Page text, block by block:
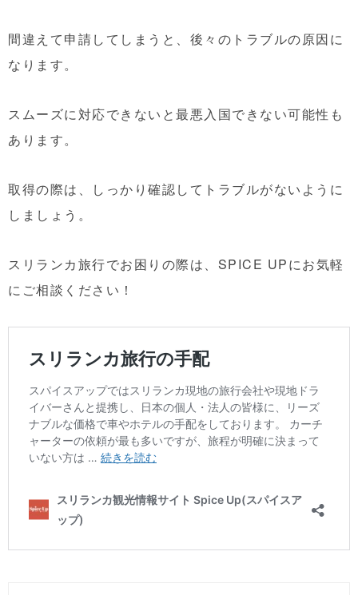
間違えて申請してしまうと、後々のトラブルの原因に
なります。
スムーズに対応できないと最悪入国できない可能性も
あります。
取得の際は、しっかり確認してトラブルがないように
しましょう。
スリランカ旅行でお困りの際は、SPICE UPにお気軽
にご相談ください！